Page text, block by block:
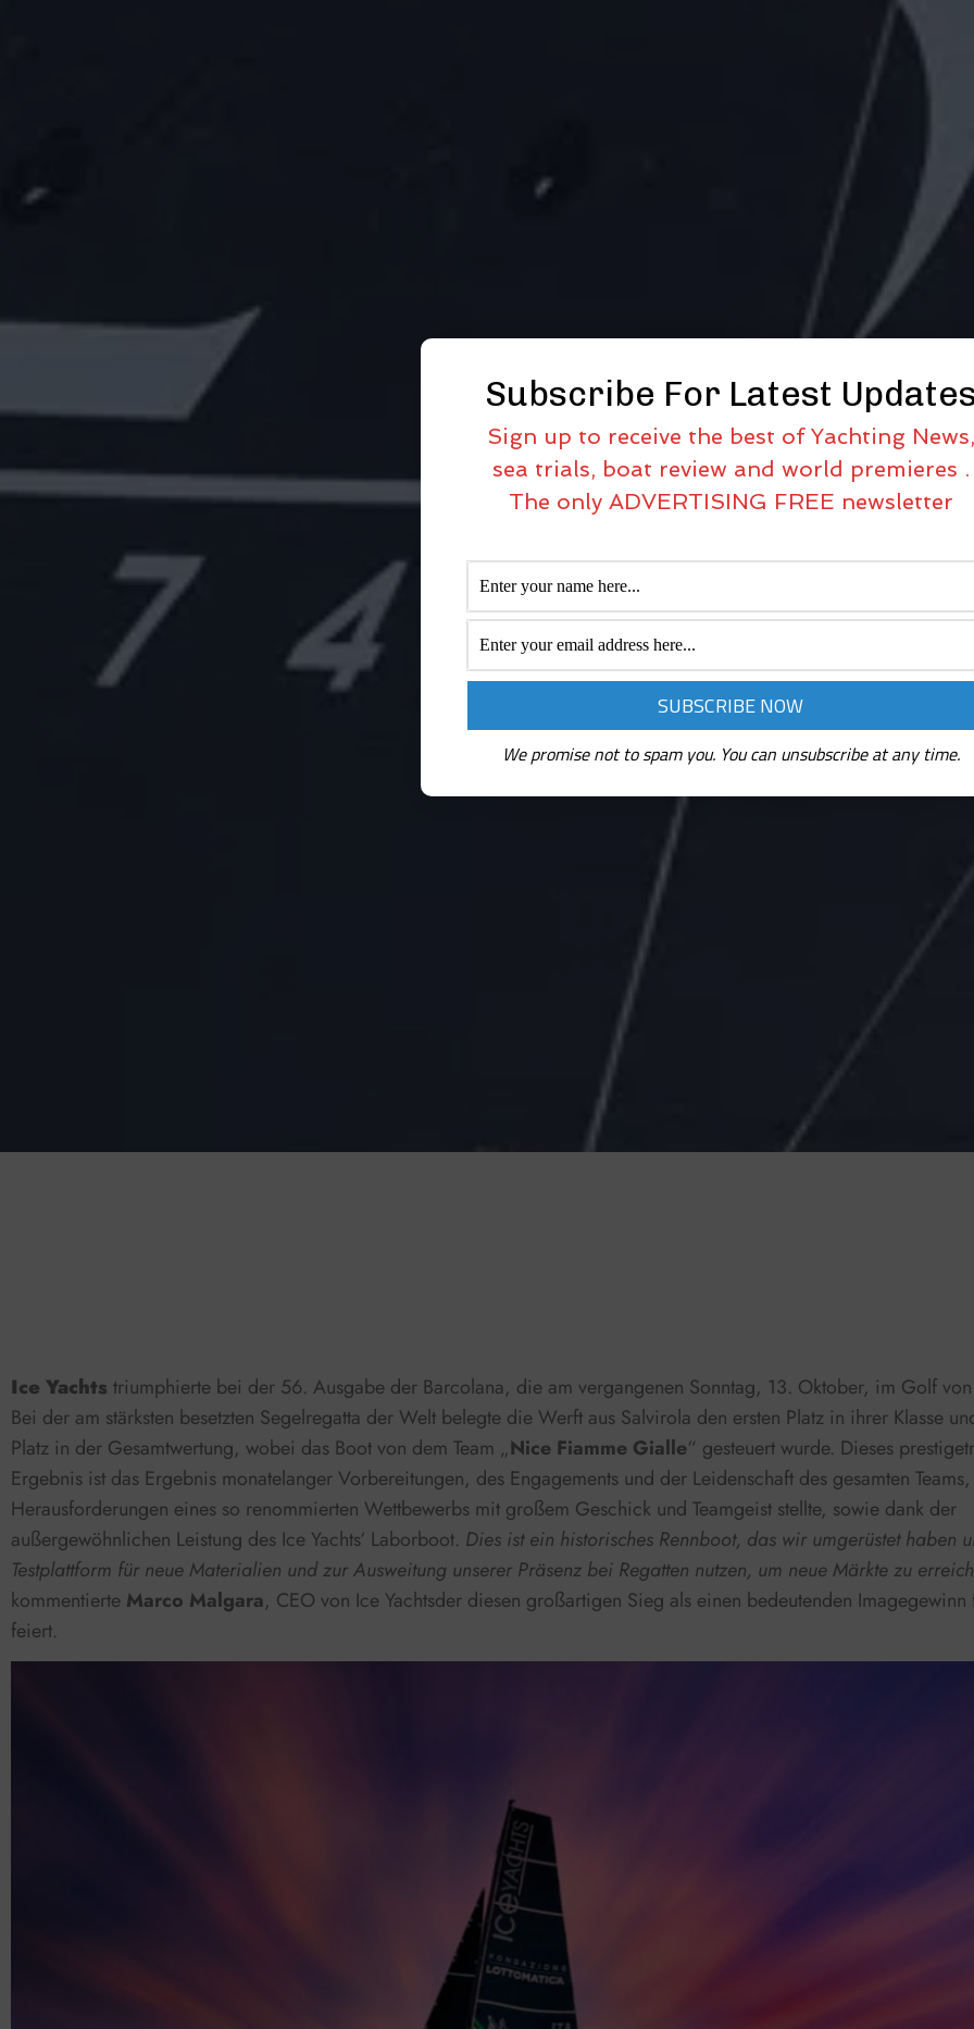
Ice Yachts triumphierte bei der 56. Ausgabe der Barcolana, die am vergangenen Sonntag, 13. Oktober, im Golf von
Bei der am stärksten besetzten Segelregatta der Welt belegte die Werft aus Salvirola den ersten Platz in ihrer Klasse
Platz in der Gesamtwertung, wobei das Boot von dem Team „Nice Fiamme Gialle“ gesteuert wurde. Dieses
Ergebnis ist das Ergebnis monatelanger Vorbereitungen, des Engagements und der Leidenschaft des gesamten
Herausforderungen eines so renommierten Wettbewerbs mit großem Geschick und Teamgeist stellte, sowie dank der
außergewöhnlichen Leistung des Ice Yachts‘ Laborboot. Dies ist ein historisches Rennboot, das wir umgerüstet haben
Testplattform für neue Materialien und zur Ausweitung unserer Präsenz bei Regatten nutzen, um neue Märkte zu
kommentierte Marco Malgara, CEO von Ice Yachtsder diesen großartigen Sieg als einen bedeutenden
feiert.
Subscribe For Latest
Sign up to receive the best of Yachting News,
sea trials, boat review and world premieres .
The only ADVERTISING FREE newsletter
We promise not to spam you. You can unsubscribe at any time.